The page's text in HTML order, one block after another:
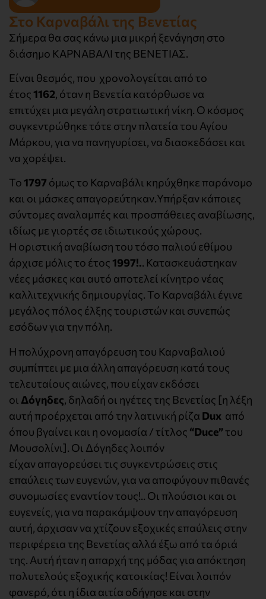
Στο Καρναβάλι της Βενετίας
Σήμερα θα σας κάνω μια μικρή ξενάγηση στο
διάσημο ΚΑΡΝΑΒΑΛΙ της ΒΕΝΕΤΙΑΣ.
Είναι θεσμός, που χρονολογείται από το
έτος 1162, όταν η Βενετία κατόρθωσε να
επιτύχει μια μεγάλη στρατιωτική νίκη. Ο κόσμος
συγκεντρώθηκε τότε στην πλατεία του Αγίου
Μάρκου, για να πανηγυρίσει, να διασκεδάσει και
να χορέψει.
Το 1797 όμως το Καρναβάλι κηρύχθηκε παράνομο
και οι μάσκες απαγορεύτηκαν.Υπήρξαν κάποιες
σύντομες αναλαμπές και προσπάθειες αναβίωσης,
ιδίως με γιορτές σε ιδιωτικούς χώρους.
Η οριστική αναβίωση του τόσο παλιού εθίμου
άρχισε μόλις το έτος 1997!.. Κατασκευάστηκαν
νέες μάσκες και αυτό αποτελεί κίνητρο νέας
καλλιτεχνικής δημιουργίας. Το Καρναβάλι έγινε
μεγάλος πόλος έλξης τουριστών και συνεπώς
εσόδων για την πόλη.
Η πολύχρονη απαγόρευση του Καρναβαλιού
συμπίπτει με μια άλλη απαγόρευση κατά τους
τελευταίους αιώνες, που είχαν εκδόσει
οι Δόγηδες, δηλαδή οι ηγέτες της Βενετίας [η λέξη
αυτή προέρχεται από την λατινική ρίζα Dux από
όπου βγαίνει και η ονομασία / τίτλος “Duce”του
Μουσολίνι]. Οι Δόγηδες λοιπόν
είχαν απαγορεύσει τις συγκεντρώσεις στις
επαύλεις των ευγενών, για να αποφύγουν πιθανές
συνομωσίες εναντίον τους!.. Οι πλούσιοι και οι
ευγενείς, για να παρακάμψουν την απαγόρευση
αυτή, άρχισαν να χτίζουν εξοχικές επαύλεις στην
περιφέρεια της Βενετίας αλλά έξω από τα όριά
της. Αυτή ήταν η απαρχή της μόδας για απόκτηση
πολυτελούς εξοχικής κατοικίας! Είναι λοιπόν
φανερό, ότι η ίδια αιτία οδήγησε και στην